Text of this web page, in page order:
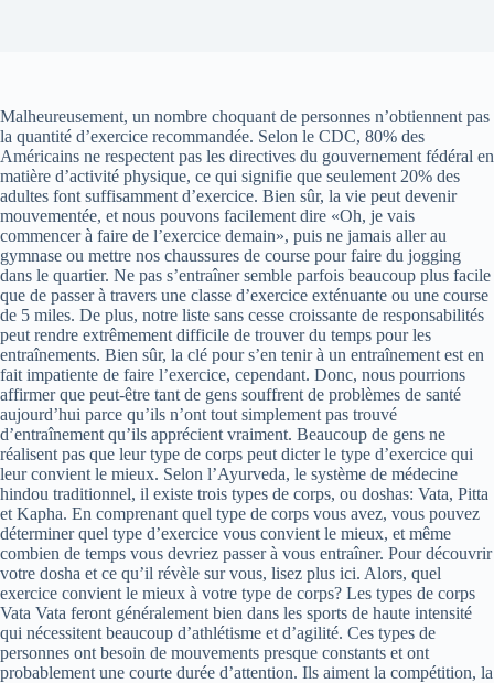
Malheureusement, un nombre choquant de personnes n’obtiennent pas
la quantité d’exercice recommandée. Selon le CDC, 80% des
Américains ne respectent pas les directives du gouvernement fédéral en
matière d’activité physique, ce qui signifie que seulement 20% des
adultes font suffisamment d’exercice. Bien sûr, la vie peut devenir
mouvementée, et nous pouvons facilement dire «Oh, je vais
commencer à faire de l’exercice demain», puis ne jamais aller au
gymnase ou mettre nos chaussures de course pour faire du jogging
dans le quartier. Ne pas s’entraîner semble parfois beaucoup plus facile
que de passer à travers une classe d’exercice exténuante ou une course
de 5 miles. De plus, notre liste sans cesse croissante de responsabilités
peut rendre extrêmement difficile de trouver du temps pour les
entraînements. Bien sûr, la clé pour s’en tenir à un entraînement est en
fait impatiente de faire l’exercice, cependant. Donc, nous pourrions
affirmer que peut-être tant de gens souffrent de problèmes de santé
aujourd’hui parce qu’ils n’ont tout simplement pas trouvé
d’entraînement qu’ils apprécient vraiment. Beaucoup de gens ne
réalisent pas que leur type de corps peut dicter le type d’exercice qui
leur convient le mieux. Selon l’Ayurveda, le système de médecine
hindou traditionnel, il existe trois types de corps, ou doshas: Vata, Pitta
et Kapha. En comprenant quel type de corps vous avez, vous pouvez
déterminer quel type d’exercice vous convient le mieux, et même
combien de temps vous devriez passer à vous entraîner. Pour découvrir
votre dosha et ce qu’il révèle sur vous, lisez plus ici. Alors, quel
exercice convient le mieux à votre type de corps? Les types de corps
Vata Vata feront généralement bien dans les sports de haute intensité
qui nécessitent beaucoup d’athlétisme et d’agilité. Ces types de
personnes ont besoin de mouvements presque constants et ont
probablement une courte durée d’attention. Ils aiment la compétition, la